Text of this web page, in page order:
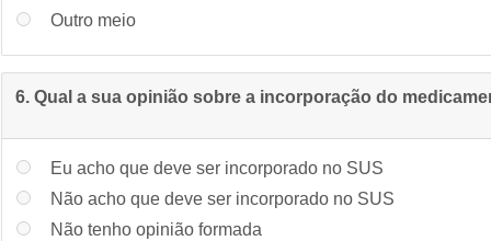
Outro meio
6. Qual a sua opinião sobre a incorporação do
Eu acho que deve ser incorporado no SUS
Não acho que deve ser incorporado no SUS
Não tenho opinião formada